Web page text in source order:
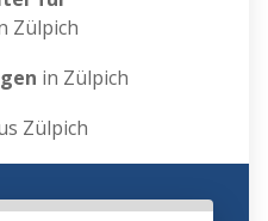
Zülpich
in Zülpich
Zülpich